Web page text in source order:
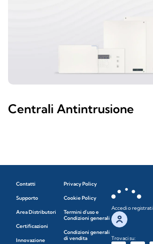
Centrali Antintrusione
Contatti
Supporto
Area Distributori
Certificazioni
Innovazione
Privacy Policy
Cookie Policy
Termini d'uso e
Condizioni generali
Condizioni generali
di vendita
Accedi o registrati
Trovaci su: